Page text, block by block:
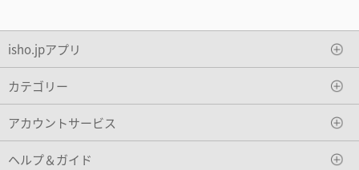
isho.jpアプリ
カテゴリー
アカウントサービス
ヘルプ＆ガイド